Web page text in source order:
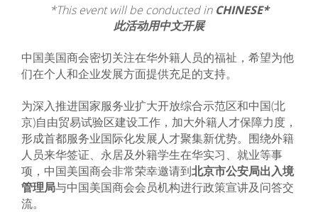
*This event will be conducted in CHINESE*
此活动用中文开展
中国美国商会密切关注在华外籍人员的福祉，希望为他
们在个人和企业发展方面提供充足的支持。
为深入推进国家服务业扩大开放综合示范区和中国(北
京)自由贸易试验区建设工作，加大外籍人才保障力度，
形成首都服务业国际化发展人才聚集新优势。围绕外籍
人员来华签证、永居及外籍学生在华实习、就业等事
项，中国美国商会非常荣幸邀请到北京市公安局出入境
管理局与中国美国商会会员机构进行政策宣讲及问答交
流。